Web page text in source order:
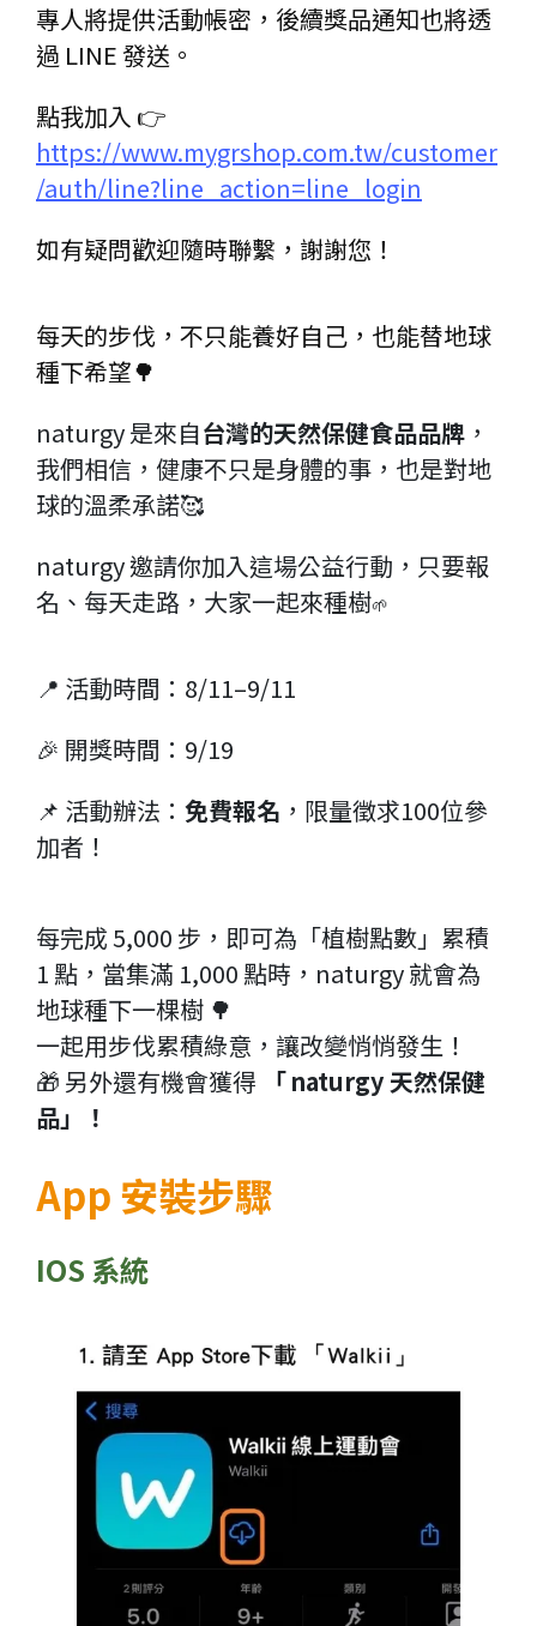
專人將提供活動帳密，後續獎品通知也將透
過 LINE 發送。
https://www.mygrshop.com.tw/customer
/auth/line?line_action=line_login
如有疑問歡迎隨時聯繫，謝謝您！
每天的步伐，不只能養好自己，也能替地球
種下希望🌳
naturgy 是來自台灣的天然保健食品品牌 ，
我們相信，健康不只是身體的事，也是對地
球的溫柔承諾🥰
naturgy 邀請你加入這場公益行動，只要報
名、每天走路，大家一起來種樹🌱
📍 活動時間：8/11–9/11
🎉 開獎時間：9/19
📌 活動辦法： 免費報名 ，限量徵求100位參
加者！
每完成 5,000 步，即可為「植樹點數」累積
1 點，當集滿 1,000 點時，naturgy 就會為
地球種下一棵樹 🌳
一起用步伐累積綠意，讓改變悄悄發生！
🎁 另外還有機會獲得 「naturgy 天然保健
品」！
App 安裝步驟
IOS 系統